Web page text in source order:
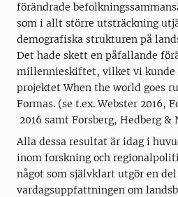
förändrade
som i allt större utsträckning
demografiska strukturen på
Det hade skett en påfallande
millennieskiftet, vilket vi kunde
projektet When the world goes
Formas. (se t.ex. Webster 2016,
2016 samt Forsberg, Hedberg &
Alla dessa resultat är idag i
inom forskning och
något som självklart utgör en
vardagsuppfattningen om